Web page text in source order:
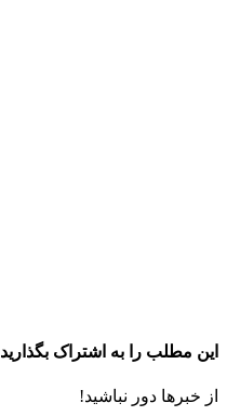
این مطلب را به اشتراک بگذارید
از خبرها دور نباشید!